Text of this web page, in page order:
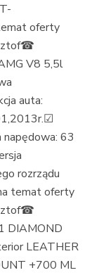
oferty
V8 5,5l
auta:
63
rozrządu
temat oferty
DIAMOND
LEATHER
+700 ML